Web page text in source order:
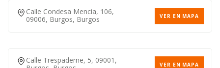
Calle Condesa Mencia, 106,
09006, Burgos, Burgos
VER EN MAPA
Calle Trespaderne, 5, 09001,
VER EN MAPA